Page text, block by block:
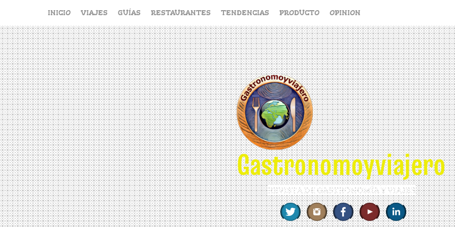
contenido
INICIO VIAJES GUÍAS RESTAURANTES TENDENCIAS PRODUCTO OPINION
Gastronomoyviajero
REVISTA DE GASTRONOMÍA Y VIAJES